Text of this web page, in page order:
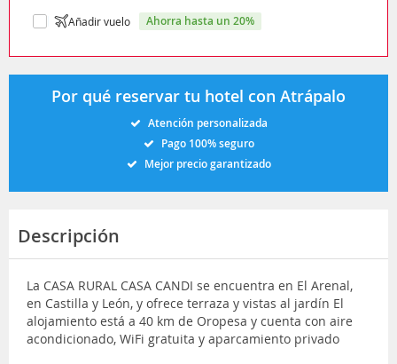
Añadir vuelo ahorra hasta un 20%
Por qué reservar tu hotel con Atrápalo
Atención personalizada
Pago 100% seguro
Mejor precio garantizado
Descripción
La CASA RURAL CASA CANDI se encuentra en El Arenal,
en Castilla y León, y ofrece terraza y vistas al jardín El
alojamiento está a 40 km de Oropesa y cuenta con aire
acondicionado, WiFi gratuita y aparcamiento privado